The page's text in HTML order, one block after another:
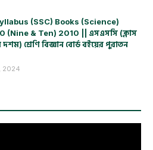
(SSC) Books (Science)
(Nine & Ten) 2010 || এসএসসি (ক্লাস
শ্রেণি বিজ্ঞান বোর্ড বইয়ের পুরাতন
2024